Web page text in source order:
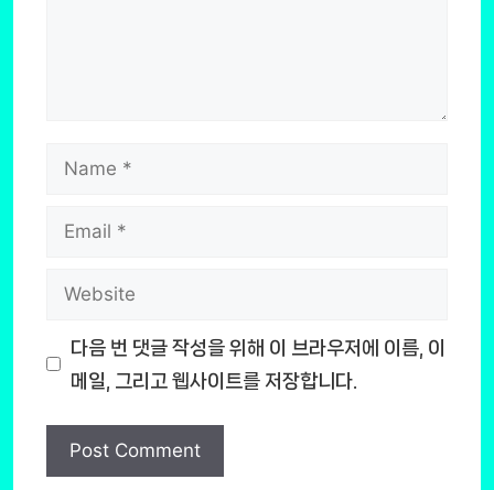
Name
Email
Website
다음 번 댓글 작성을 위해 이 브라우저에 이름, 이
메일, 그리고 웹사이트를 저장합니다.